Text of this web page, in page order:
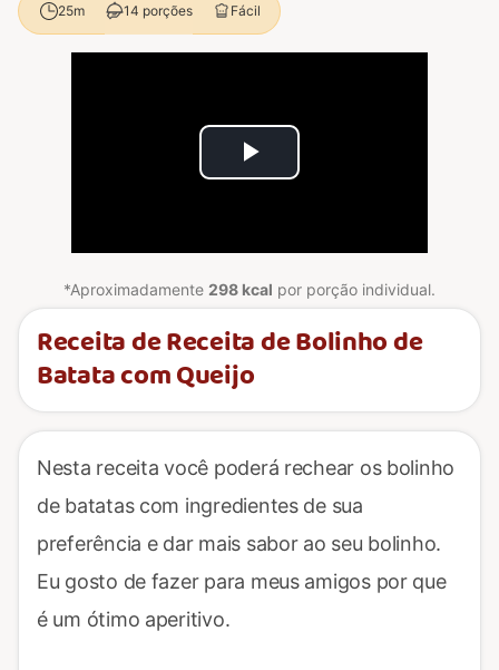
25m 14 porções Fácil
Play
*Aproximadamente 298 kcal por porção individual.
Receita de Receita de Bolinho de
Batata com Queijo
Nesta receita você poderá rechear os bolinho
de batatas com ingredientes de sua
preferência e dar mais sabor ao seu bolinho.
Eu gosto de fazer para meus amigos por que
é um ótimo aperitivo.